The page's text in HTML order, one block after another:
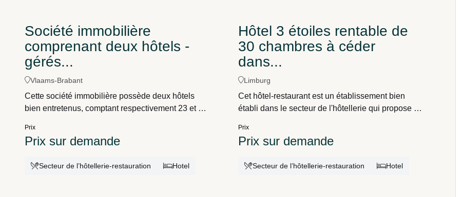
Société immobilière
comprenant deux hôtels -
gérés...
Vlaams-Brabant
Cette société immobilière possède deux hôtels
bien entretenus, comptant respectivement 23 et 26
des entrepreneurs indépendants et s'adressent
touristes. Grâce à un modèle d'exploitation stable,
Prix
Prix sur demande
Secteur de l’hôtellerie-restauration Hotel
Hôtel 3 étoiles rentable de
30 chambres à céder
dans...
Limburg
Cet hôtel-restaurant est un établissement bien
établi dans le secteur de l'hôtellerie qui propose à
Prix
Prix sur demande
Secteur de l’hôtellerie-restauration Hotel